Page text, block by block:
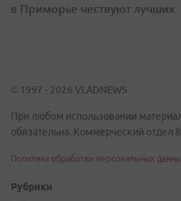
в Приморье чествуют лучших
© 1997 - 2026 VLADNEWS
При любом использовании
обязательна. Коммерческий отдел
Политика обработки персональных
Рубрики